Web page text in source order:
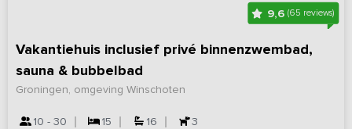
9,6 (65 reviews)
Vakantiehuis inclusief privé binnenzwembad,
sauna & bubbelbad
Groningen, omgeving Winschoten
10 - 30 15 16 3